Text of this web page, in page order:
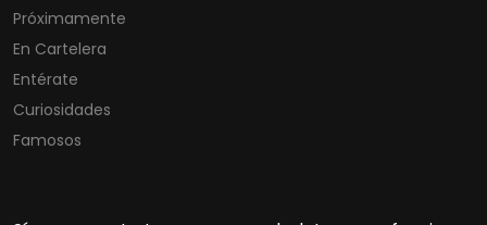
Próximamente
En Cartelera
Entérate
Curiosidades
Famosos